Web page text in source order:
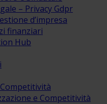
– Privacy Gdpr
d’impresa
finanziari
Hub
e Competitività